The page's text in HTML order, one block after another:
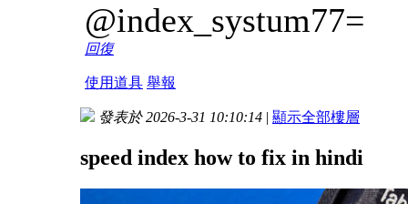
@index_systum77=
回復
使用道具 舉報
發表於 2026-3-31 10:10:14 | 顯示全部樓層
speed index how to fix in hindi